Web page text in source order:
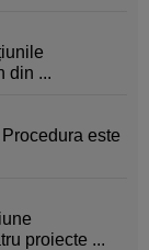
din ...
este
proiecte ...